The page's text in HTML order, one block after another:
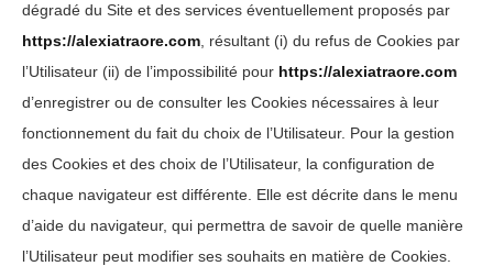
dégradé du Site et des services éventuellement proposés par
https://alexiatraore.com , résultant (i) du refus de Cookies par
l’Utilisateur (ii) de l’impossibilité pour https://alexiatraore.com
d’enregistrer ou de consulter les Cookies nécessaires à leur
fonctionnement du fait du choix de l’Utilisateur. Pour la gestion
des Cookies et des choix de l’Utilisateur, la configuration de
chaque navigateur est différente. Elle est décrite dans le menu
d’aide du navigateur, qui permettra de savoir de quelle manière
l’Utilisateur peut modifier ses souhaits en matière de Cookies.